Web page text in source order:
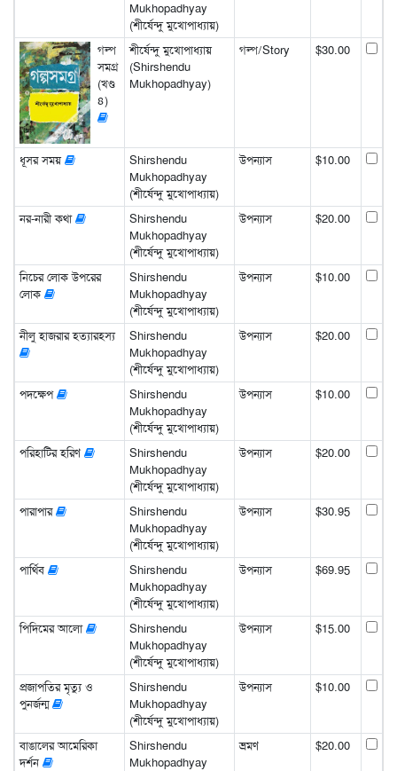
Mukhopadhyay
(শীর্ষেন্দু মুখোপাধ্যায়)
গল্প
সমগ্র
(খণ্ড
৪)
শীর্ষেন্দু মুখোপাধ্যায়
(Shirshendu
Mukhopadhyay)
গল্প/Story $30.00
ধূসর সময়
Shirshendu
Mukhopadhyay
(শীর্ষেন্দু মুখোপাধ্যায়)
উপন্যাস $10.00
নর-নারী কথা
Shirshendu
Mukhopadhyay
(শীর্ষেন্দু মুখোপাধ্যায়)
উপন্যাস $20.00
নিচের লোক উপরের
লোক
Shirshendu
Mukhopadhyay
(শীর্ষেন্দু মুখোপাধ্যায়)
উপন্যাস $10.00
নীলু হাজরার হত্যারহস্য
Shirshendu
Mukhopadhyay
(শীর্ষেন্দু মুখোপাধ্যায়)
উপন্যাস $20.00
পদক্ষেপ
Shirshendu
Mukhopadhyay
(শীর্ষেন্দু মুখোপাধ্যায়)
উপন্যাস $10.00
পরিহাটির হরিণ
Shirshendu
Mukhopadhyay
(শীর্ষেন্দু মুখোপাধ্যায়)
উপন্যাস $20.00
পারাপার
Shirshendu
Mukhopadhyay
(শীর্ষেন্দু মুখোপাধ্যায়)
উপন্যাস $30.95
পার্থিব
Shirshendu
Mukhopadhyay
(শীর্ষেন্দু মুখোপাধ্যায়)
উপন্যাস $69.95
পিদিমের আলো
Shirshendu
Mukhopadhyay
(শীর্ষেন্দু মুখোপাধ্যায়)
উপন্যাস $15.00
প্রজাপতির মৃত্যু ও
পুনর্জন্ম
Shirshendu
Mukhopadhyay
(শীর্ষেন্দু মুখোপাধ্যায়)
উপন্যাস $10.00
বাঙালের আমেরিকা
দর্শন
Shirshendu
Mukhopadhyay
ভ্রমণ $20.00